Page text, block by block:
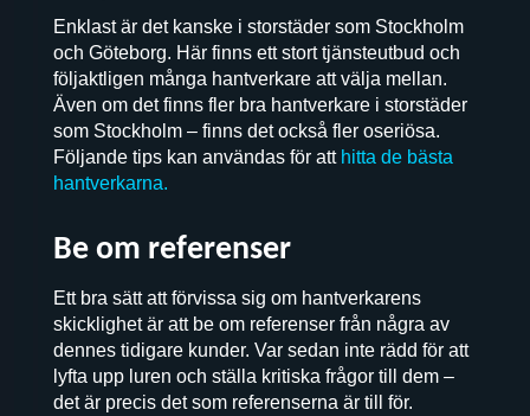
Enklast är det kanske i storstäder som Stockholm
och Göteborg. Här finns ett stort tjänsteutbud och
följaktligen många hantverkare att välja mellan.
Även om det finns fler bra hantverkare i storstäder
som Stockholm – finns det också fler oseriösa.
Följande tips kan användas för att hitta de bästa
hantverkarna.
Be om referenser
Ett bra sätt att förvissa sig om hantverkarens
skicklighet är att be om referenser från några av
dennes tidigare kunder. Var sedan inte rädd för att
lyfta upp luren och ställa kritiska frågor till dem –
det är precis det som referenserna är till för.